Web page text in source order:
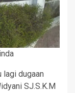
lagi dugaan
SJ.S.K.M